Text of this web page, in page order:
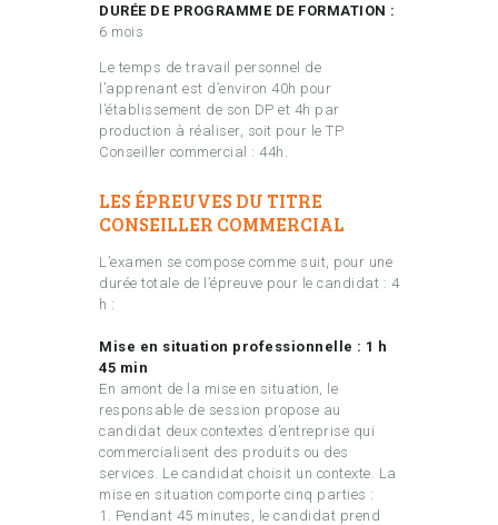
DURÉE DE PROGRAMME DE FORMATION :
6 mois
Le temps de travail personnel de
l’apprenant est d’environ 40h pour
l’établissement de son DP et 4h par
production à réaliser, soit pour le TP
Conseiller commercial : 44h.
LES ÉPREUVES DU TITRE
CONSEILLER COMMERCIAL
L’examen se compose comme suit, pour une
durée totale de l’épreuve pour le candidat : 4
h :
Mise en situation professionnelle : 1 h
45 min
En amont de la mise en situation, le
responsable de session propose au
candidat deux contextes d’entreprise qui
commercialisent des produits ou des
services. Le candidat choisit un contexte. La
mise en situation comporte cinq parties :
1. Pendant 45 minutes, le candidat prend